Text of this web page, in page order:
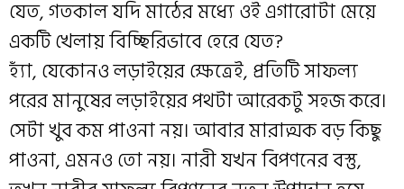
যেত, গতকাল যদি মাঠের মধ্যে ওই এগারোটা মেয়ে
একটি খেলায় বিচ্ছিরিভাবে হেরে যেত?
হ্যাঁ, যেকোনও লড়াইয়ের ক্ষেত্রেই, প্রতিটি সাফল্য
পরের মানুষের লড়াইয়ের পথটা আরেকটু সহজ করে।
সেটা খুব কম পাওনা নয়। আবার মারাত্মক বড় কিছু
পাওনা, এমনও তো নয়। নারী যখন বিপণনের বস্তু,